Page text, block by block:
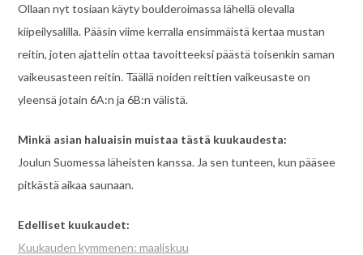
Ollaan nyt tosiaan käyty boulderoimassa lähellä olevalla
kiipeilysalilla. Pääsin viime kerralla ensimmäistä kertaa mustan
reitin, joten ajattelin ottaa tavoitteeksi päästä toisenkin saman
vaikeusasteen reitin. Täällä noiden reittien vaikeusaste on
yleensä jotain 6A:n ja 6B:n välistä.
Minkä asian haluaisin muistaa tästä kuukaudesta:
Joulun Suomessa läheisten kanssa. Ja sen tunteen, kun pääsee
pitkästä aikaa saunaan.
Edelliset kuukaudet:
Kuukauden kymmenen: maaliskuu